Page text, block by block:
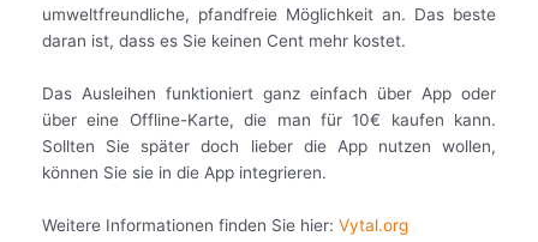
umweltfreundliche, pfandfreie Möglichkeit an. Das beste
daran ist, dass es Sie keinen Cent mehr kostet.
Das Ausleihen funktioniert ganz einfach über App oder
über eine Offline-Karte, die man für 10€ kaufen kann.
Sollten Sie später doch lieber die App nutzen wollen,
können Sie sie in die App integrieren.
Weitere Informationen finden Sie hier: Vytal.org